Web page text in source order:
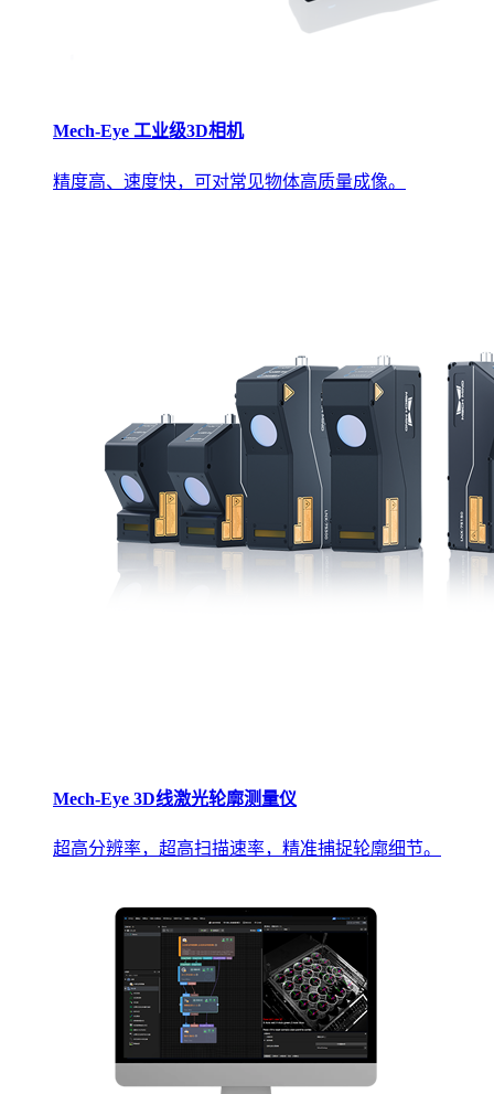
Mech-Eye 工业级3D相机
精度高、速度快，可对常见物体高质量成像。
Mech-Eye 3D线激光轮廓测量仪
超高分辨率，超高扫描速率，精准捕捉轮廓细节。